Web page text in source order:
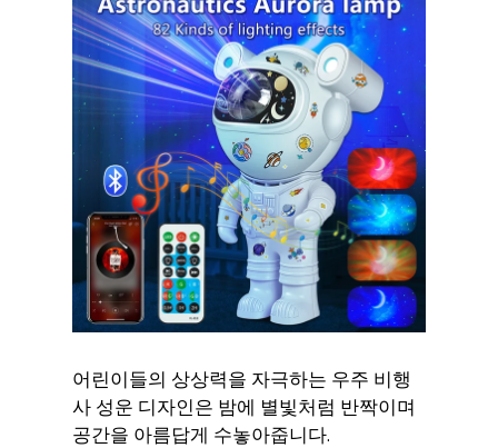
어린이들의 상상력을 자극하는 우주 비행
사 성운 디자인은 밤에 별빛처럼 반짝이며
공간을 아름답게 수놓아줍니다.